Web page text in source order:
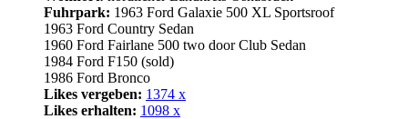
Fuhrpark: 1963 Ford Galaxie 500 XL Sportsroof
1963 Ford Country Sedan
1960 Ford Fairlane 500 two door Club Sedan
1984 Ford F150 (sold)
1986 Ford Bronco
Likes vergeben: 1374 x
Likes erhalten: 1098 x